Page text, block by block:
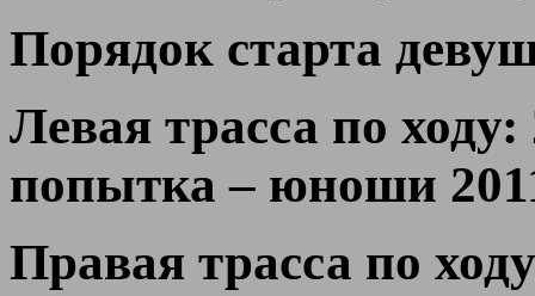
Порядок старта
Левая трасса по
попытка – юноши
Правая трасса по